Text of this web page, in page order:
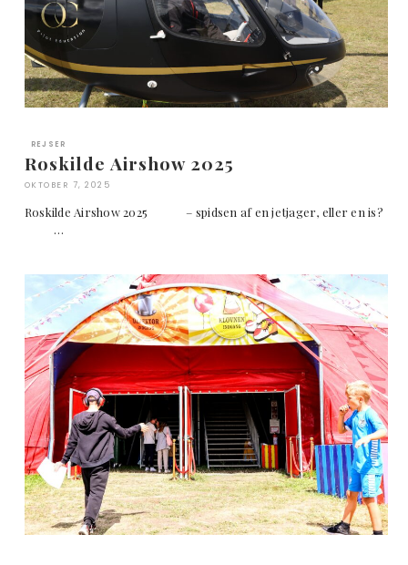
REJSER
Roskilde Airshow 2025
OKTOBER 7, 2025
Roskilde Airshow 2025 – spidsen af en jetjager, eller en is?
…